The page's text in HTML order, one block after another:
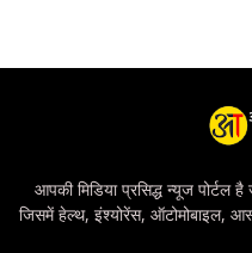
आपकी मिडिया प्रसिद्ध न्यूज पोर्टल
जिसमें हेल्थ, इंश्योरेंस, ऑटोमोबाइल,